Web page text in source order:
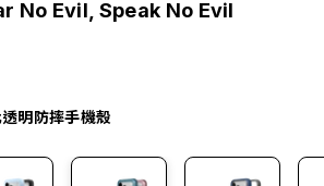
No Evil, Speak No Evil
明防摔手機殼